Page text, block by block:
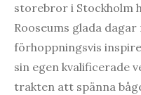
storebror i Stockholm
Rooseums glada
förhoppningsvis
sin egen kvalificerade
trakten att spänna